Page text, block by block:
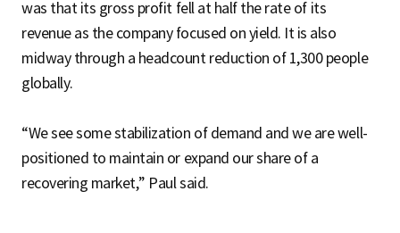
was that its gross profit fell at half the rate of its
revenue as the company focused on yield. It is also
midway through a headcount reduction of 1,300 people
globally.
“We see some stabilization of demand and we are well-
positioned to maintain or expand our share of a
recovering market,” Paul said.